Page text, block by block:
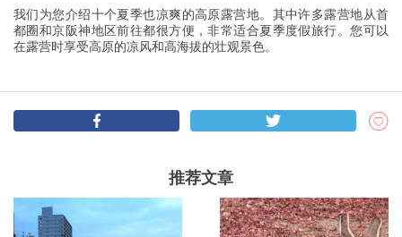
我们为您介绍十个夏季也凉爽的高原露营地。其中许多露营地从首
都圈和京阪神地区前往都很方便，非常适合夏季度假旅行。您可以
在露营时享受高原的凉风和高海拔的壮观景色。
推荐文章